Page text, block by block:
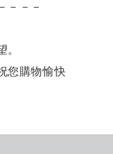
－－－
。
您購物愉快